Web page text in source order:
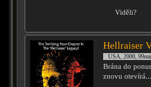
Viděli?
Hellraiser
USA, 2000,
Brána do
znovu otevírá...